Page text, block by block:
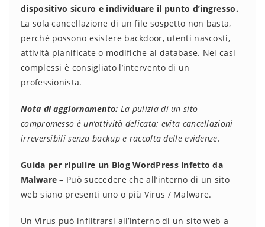
dispositivo sicuro e individuare il punto d’ingresso.
La sola cancellazione di un file sospetto non basta,
perché possono esistere backdoor, utenti nascosti,
attività pianificate o modifiche al database. Nei casi
complessi è consigliato l’intervento di un
professionista.
Nota di aggiornamento: La pulizia di un sito
compromesso è un’attività delicata: evita cancellazioni
irreversibili senza backup e raccolta delle evidenze.
Guida per ripulire un Blog WordPress infetto da
Malware – Può succedere che all’interno di un sito
web siano presenti uno o più Virus / Malware.
Un Virus può infiltrarsi all’interno di un sito web a